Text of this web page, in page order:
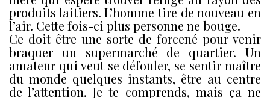
produits laitiers. L’homme tire de nouveau en
l’air. Cette fois-ci plus personne ne bouge.
Ce doit être une sorte de forcené pour venir
braquer un supermarché de quartier. Un
amateur qui veut se défouler, se sentir maître
du monde quelques instants, être au centre
de l’attention. Je te comprends, mais ça ne